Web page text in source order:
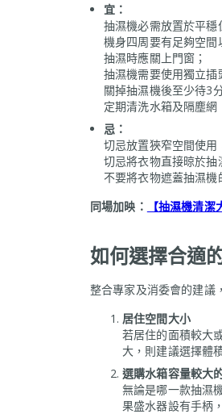
宜：
抽濕機必需放置於平穩
機身四周要有足夠空間
抽濕時應關上門窗；
抽濕機需要使用獨立插
關掉抽濕機後至少待3
定期清洗水箱及隔塵網
忌：
切忌放置狹窄空間使用
切忌將衣物直接晾於抽
不要將衣物遮蓋抽濕機
同場加映：
【抽濕機清
如何選擇合適
整合專家及消委會的建議
居住空間大小
若居住的面積較大
大，則建議選擇體
選購水箱容量較大
無論是哪一款抽濕
果盛水器設有手柄